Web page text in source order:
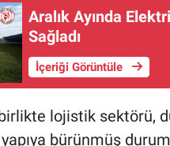
Aralık Ayında
Sağladı
İçeriği Görüntüle
lojistik sektörü,
yapıya bürünmüş